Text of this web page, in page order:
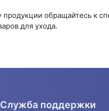
продукции обращайтесь к
для ухода.
Служба поддержки